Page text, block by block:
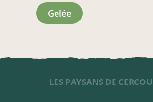
gelée
LES PAYSANS DE